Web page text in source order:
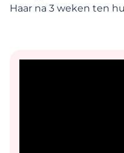
Haar na 3 weken ten